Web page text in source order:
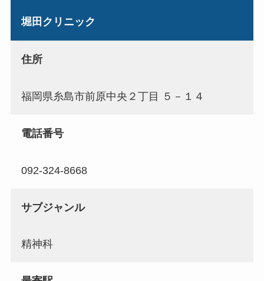
堀田クリニック
住所
福岡県糸島市前原中央２丁目 ５－１４
電話番号
092-324-8668
サブジャンル
精神科